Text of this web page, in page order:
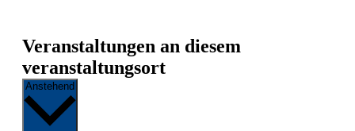
Veranstaltungen an diesem
veranstaltungsort
Anstehend Datum